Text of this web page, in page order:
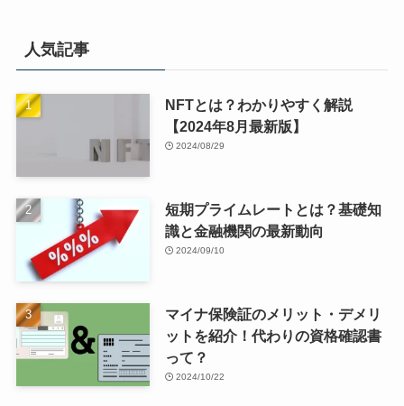
人気記事
NFTとは？わかりやすく解説
【2024年8月最新版】
2024/08/29
短期プライムレートとは？基礎知
識と金融機関の最新動向
2024/09/10
マイナ保険証のメリット・デメリ
ットを紹介！代わりの資格確認書
って？
2024/10/22